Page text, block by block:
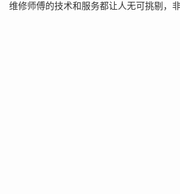
维修师傅的技术和服务都让人无可挑剔，非